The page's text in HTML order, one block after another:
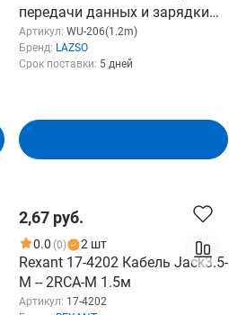
передачи данных и зарядки
USB2.0 USB type C , 2А (WU-
206(1.2m))
Артикул: WU-206(1.2m)
Бренд: LAZSO
Срок поставки: 5 дней
2,67 руб.
0.0 (0) 2 шт
Rexant 17-4202 Кабель Jack3.5-
M -- 2RCA-M 1.5м
Артикул: 17-4202